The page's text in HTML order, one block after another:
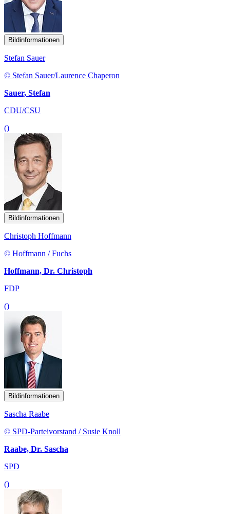
Bildinformationen
Stefan Sauer
© Stefan Sauer/Laurence Chaperon
Sauer, Stefan
CDU/CSU
()
Bildinformationen
Christoph Hoffmann
© Hoffmann / Fuchs
Hoffmann, Dr. Christoph
FDP
()
Bildinformationen
Sascha Raabe
© SPD-Parteivorstand / Susie Knoll
Raabe, Dr. Sascha
SPD
()